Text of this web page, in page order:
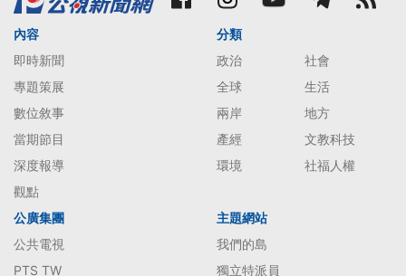
內容
即時新聞
專題策展
數位敘事
當期節目
深度報導
觀點
分類
政治
社會
全球
生活
兩岸
地方
產經
文教科技
環境
社福人權
公廣集團
公共電視
PTS TW
主題網站
我們的島
獨立特派員